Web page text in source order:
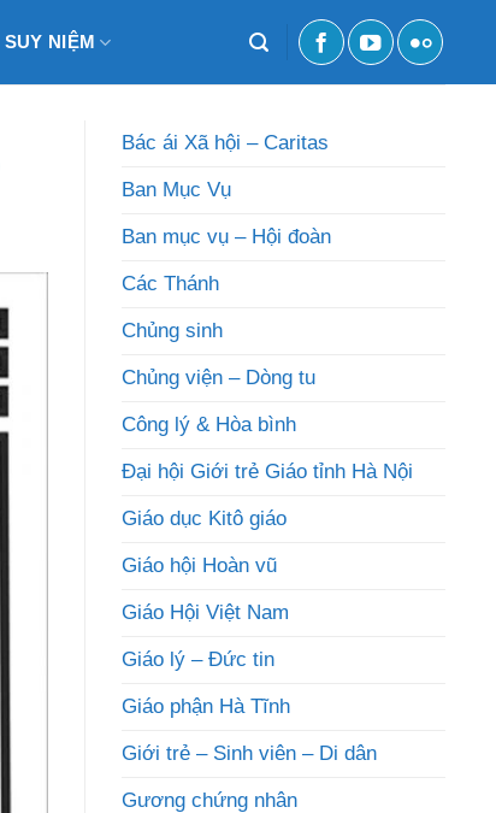
SUY NIỆM
Bác ái Xã hội – Caritas
Ban Mục Vụ
Ban mục vụ – Hội đoàn
Các Thánh
Chủng sinh
Chủng viện – Dòng tu
Công lý & Hòa bình
Đại hội Giới trẻ Giáo tỉnh Hà Nội
Giáo dục Kitô giáo
Giáo hội Hoàn vũ
Giáo Hội Việt Nam
Giáo lý – Đức tin
Giáo phận Hà Tĩnh
Giới trẻ – Sinh viên – Di dân
Gương chứng nhân